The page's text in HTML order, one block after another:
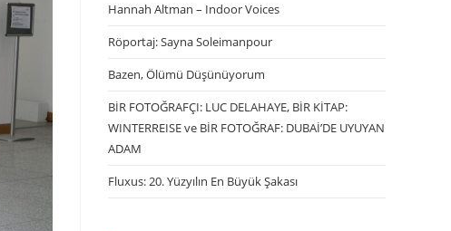
Hannah Altman – Indoor Voices
Röportaj: Sayna Soleimanpour
Bazen, Ölümü Düşünüyorum
BİR FOTOĞRAFÇI: LUC DELAHAYE, BİR KİTAP:
WINTERREISE ve BİR FOTOĞRAF: DUBAİ’DE UYUYAN
ADAM
Fluxus: 20. Yüzyılın En Büyük Şakası